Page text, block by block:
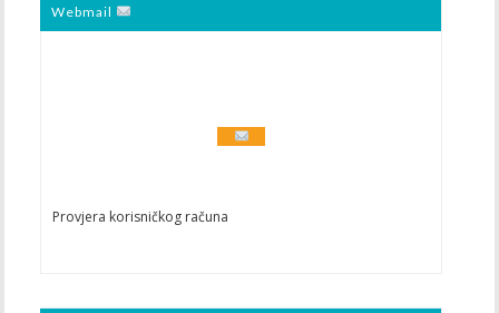
Webmail
Provjera korisničkog računa